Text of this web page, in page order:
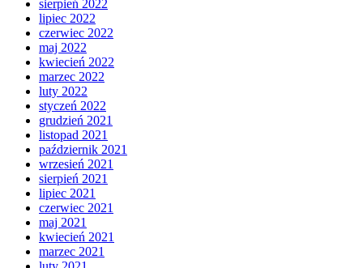
sierpień 2022
lipiec 2022
czerwiec 2022
maj 2022
kwiecień 2022
marzec 2022
luty 2022
styczeń 2022
grudzień 2021
listopad 2021
październik 2021
wrzesień 2021
sierpień 2021
lipiec 2021
czerwiec 2021
maj 2021
kwiecień 2021
marzec 2021